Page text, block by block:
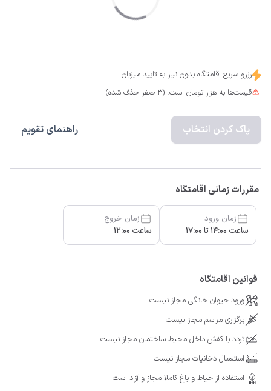
رزرو سریع اقامتگاه بدون نیاز به تایید میزبان
قیمت‌ها به هزار تومان است. (3 صفر حذف شده)
پاک کردن انتخاب راهنمای تقویم
مقررات زمانی اقامتگاه
زمان ورود
ساعت 14:00 تا 17:00
زمان خروج
ساعت 12:00
قوانین اقامتگاه
ورود حیوان خانگی مجاز نیست
برگزاری مراسم مجاز نیست
تردد با کفش داخل محیط ساختمان مجاز نیست
استعمال دخانیات مجاز نیست
استفاده از حیاط و باغ کاملا مجاز و آزاد است